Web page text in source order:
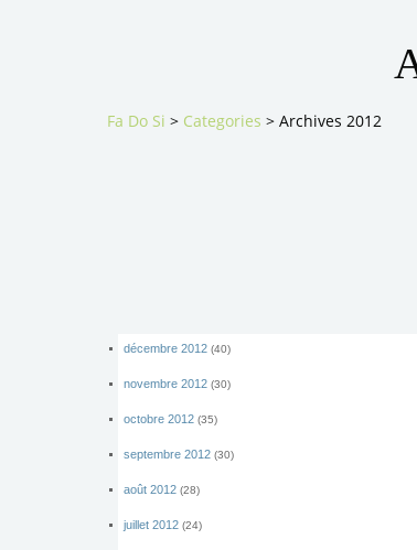
Fa Do Si > Categories > Archives 2012
décembre 2012 (40)
novembre 2012 (30)
octobre 2012 (35)
septembre 2012 (30)
août 2012 (28)
juillet 2012 (24)